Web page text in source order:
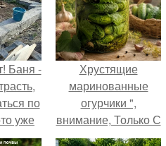
Баня -
по
уже
Хрустящие
маринованные
огурчики ",
внимание, Только С
Грядки".